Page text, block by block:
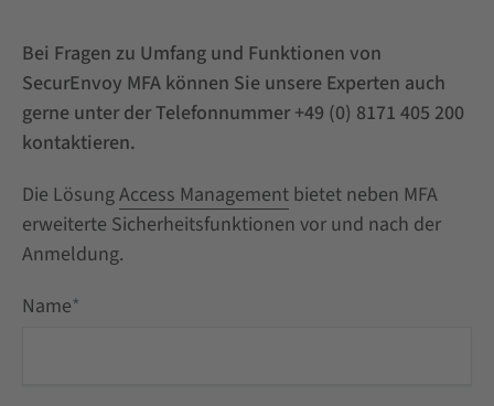
Bei Fragen zu Umfang und Funktionen von
SecurEnvoy MFA können Sie unsere Experten auch
gerne unter der Telefonnummer +49 (0) 8171 405 200
kontaktieren.
Die LösungAccess Management bietet neben MFA
erweiterte Sicherheitsfunktionen vor und nach der
Anmeldung.
Name*